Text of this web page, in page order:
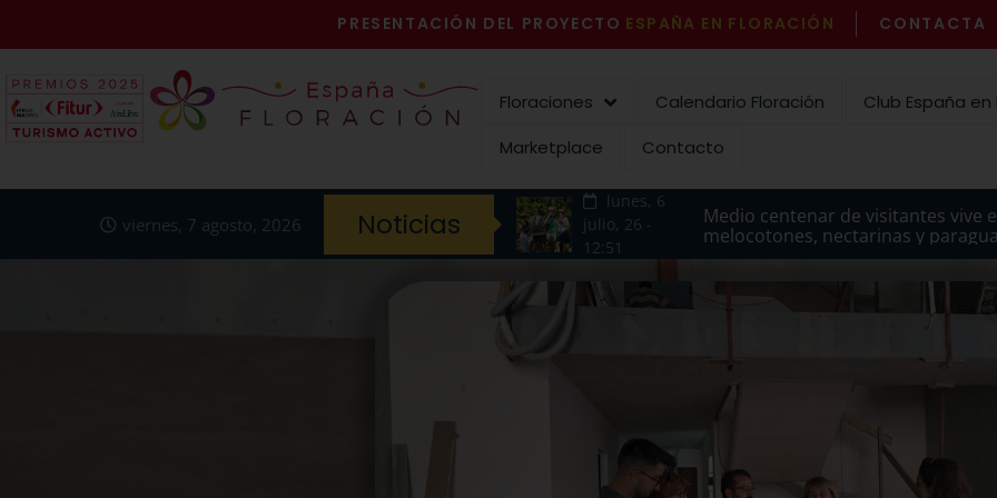
PRESENTACIÓN DEL PROYECTO ESPAÑA EN FLORACIÓN CONTACTA
¡AHORA!
Floraciones Calendario Floración Club España en
Marketplace
Contacto
viernes, 7 agosto, 2026 Noticias
Lanzan la campaña ‘Escápate
verano con el melocotón como
lunes, 6
julio, 26 -
12:51
Medio centenar de visitantes vive
melocotones, nectarinas y
España en Floración volverá
seguir impulsando el turismo
Moratalla cierra con éxito las
Lavanda y pone en valor los